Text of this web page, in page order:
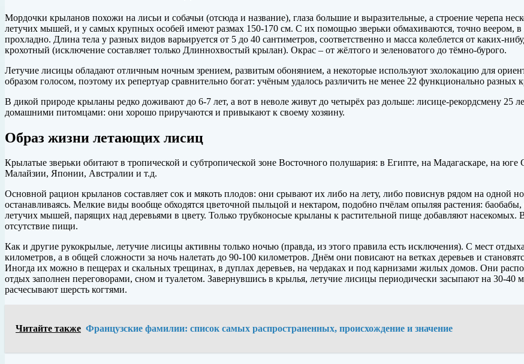
Мордочки крыланов похожи на лисьи и собачьи (отсюда и название), глаза большие и выразительные, а строение черепа
летучих мышей, и у самых крупных особей имеют размах 150-170 см. С их помощью зверьки обмахиваются, точно веером,
прохладно. Длина тела у разных видов варьируется от 5 до 40 сантиметров, соответственно и масса колеблется от каких-
крохотный (исключение составляет только Длиннохвостый крылан). Окрас – от жёлтого и зеленоватого до тёмно-бурого.
Летучие лисицы обладают отличным ночным зрением, развитым обонянием, а некоторые используют эхолокацию для
образом голосом, поэтому их репертуар сравнительно богат: учёным удалось различить не менее 22 функционально разных
В дикой природе крыланы редко доживают до 6-7 лет, а вот в неволе живут до четырёх раз дольше: лисице-рекордсмену 25
домашними питомцами: они хорошо приручаются и привыкают к своему хозяину.
Образ жизни летающих лисиц
Крылатые зверьки обитают в тропической и субтропической зоне Восточного полушария: в Египте, на Мадагаскаре, на
Малайзии, Японии, Австралии и т.д.
Основной рацион крыланов составляет сок и мякоть плодов: они срывают их либо на лету, либо повиснув рядом на одной
останавливаясь. Мелкие виды вообще обходятся цветочной пыльцой и нектаром, подобно пчёлам опыляя растения:
летучих мышей, парящих над деревьями в цвету. Только трубконосые крыланы к растительной пище добавляют насекомых.
отсутствие пищи.
Как и другие рукокрылые, летучие лисицы активны только ночью (правда, из этого правила есть исключения). С мест
километров, а в общей сложности за ночь налетать до 90-100 километров. Днём они повисают на ветках деревьев и
Иногда их можно в пещерах и скальных трещинах, в дуплах деревьев, на чердаках и под карнизами жилых домов. Они
отдых заполнен переговорами, сном и туалетом. Завернувшись в крылья, летучие лисицы периодически засыпают на 30-40
расчесывают шерсть когтями.
Читайте также Французские фамилии: список самых распространенных, происхождение и значение